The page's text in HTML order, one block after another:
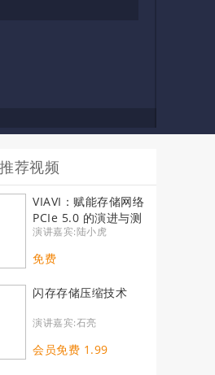
推荐视频
VIAVI：赋能存储网络
PCIe 5.0 的演进与测
试
演讲嘉宾:陆小虎
免费
闪存存储压缩技术
演讲嘉宾:石亮
会员免费 1.99